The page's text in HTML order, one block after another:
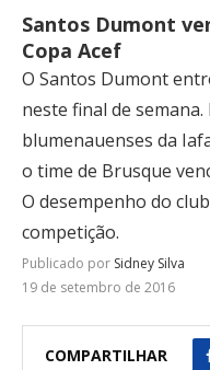
Santos Dumont
Copa Acef
O Santos Dumont
neste final de
blumenauenses da
o time de Brusque
O desempenho do
competição.
Publicado por Sidney Silva
19 de setembro de 2016
COMPARTILHAR